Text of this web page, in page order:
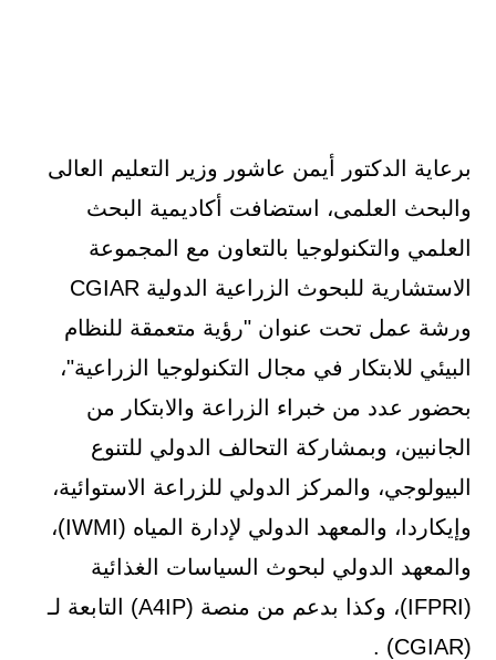
برعاية الدكتور أيمن عاشور وزير التعليم العالى
والبحث العلمى، استضافت أكاديمية البحث
العلمي والتكنولوجيا بالتعاون مع المجموعة
الاستشارية للبحوث الزراعية الدولية CGIAR
ورشة عمل تحت عنوان "رؤية متعمقة للنظام
البيئي للابتكار في مجال التكنولوجيا الزراعية"،
بحضور عدد من خبراء الزراعة والابتكار من
الجانبين، وبمشاركة التحالف الدولي للتنوع
البيولوجي، والمركز الدولي للزراعة الاستوائية،
وإيكاردا، والمعهد الدولي لإدارة المياه (IWMI)،
والمعهد الدولي لبحوث السياسات الغذائية
(IFPRI)، وكذا بدعم من منصة (A4IP) التابعة لـ
(CGIAR) .